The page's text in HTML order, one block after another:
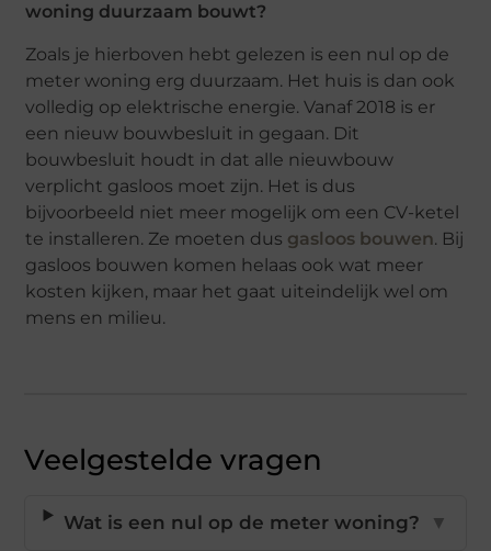
woning duurzaam bouwt?
Zoals je hierboven hebt gelezen is een nul op de
meter woning erg duurzaam. Het huis is dan ook
volledig op elektrische energie. Vanaf 2018 is er
een nieuw bouwbesluit in gegaan. Dit
bouwbesluit houdt in dat alle nieuwbouw
verplicht gasloos moet zijn. Het is dus
bijvoorbeeld niet meer mogelijk om een CV-ketel
te installeren. Ze moeten dus gasloos bouwen. Bij
gasloos bouwen komen helaas ook wat meer
kosten kijken, maar het gaat uiteindelijk wel om
mens en milieu.
Veelgestelde vragen
Wat is een nul op de meter woning? ▼